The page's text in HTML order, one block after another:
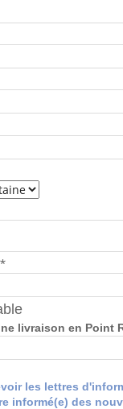
*
livraison en Point
les lettres
informé(e) des